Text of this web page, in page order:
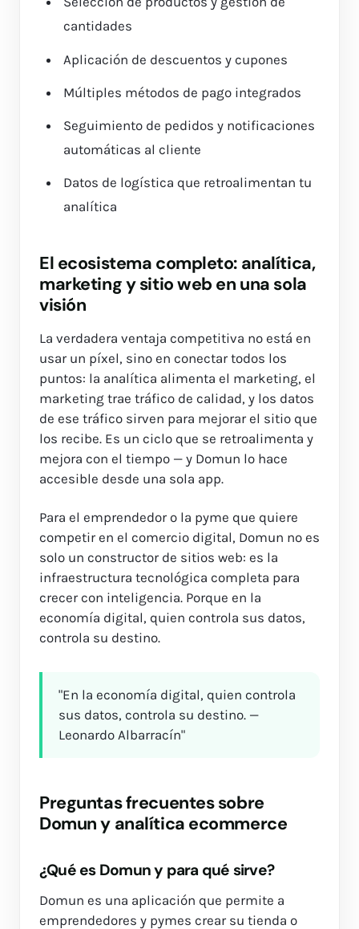
cantidades
Aplicación de descuentos y cupones
Múltiples métodos de pago integrados
Seguimiento de pedidos y notificaciones
automáticas al cliente
Datos de logística que retroalimentan tu
analítica
El ecosistema completo: analítica,
marketing y sitio web en una sola
visión
La verdadera ventaja competitiva no está en
usar un píxel, sino en conectar todos los
puntos: la analítica alimenta el marketing, el
marketing trae tráfico de calidad, y los datos
de ese tráfico sirven para mejorar el sitio que
los recibe. Es un ciclo que se retroalimenta y
mejora con el tiempo — y Domun lo hace
accesible desde una sola app.
Para el emprendedor o la pyme que quiere
competir en el comercio digital, Domun no es
solo un constructor de sitios web: es la
infraestructura tecnológica completa para
crecer con inteligencia. Porque en la
economía digital, quien controla sus datos,
controla su destino.
"En la economía digital, quien controla
sus datos, controla su destino. —
Leonardo Albarracín"
Preguntas frecuentes sobre
Domun y analítica ecommerce
¿Qué es Domun y para qué sirve?
Domun es una aplicación que permite a
emprendedores y pymes crear su tienda o